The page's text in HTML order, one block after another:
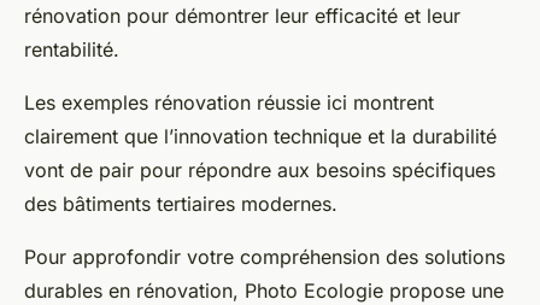
rénovation pour démontrer leur efficacité et leur
rentabilité.
Les exemples rénovation réussie ici montrent
clairement que l’innovation technique et la durabilité
vont de pair pour répondre aux besoins spécifiques
des bâtiments tertiaires modernes.
Pour approfondir votre compréhension des solutions
durables en rénovation, Photo Ecologie propose une